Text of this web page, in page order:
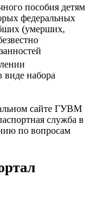
пособия детям
федеральных
(умерших,
виде набора
сайте ГУВМ
служба в
по вопросам